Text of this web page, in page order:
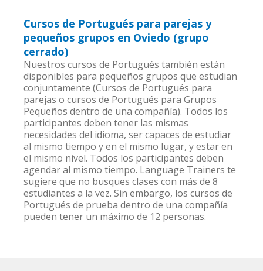
Cursos de Portugués para parejas y
pequeños grupos en Oviedo (grupo
cerrado)
Nuestros cursos de Portugués también están
disponibles para pequeños grupos que estudian
conjuntamente (Cursos de Portugués para
parejas o cursos de Portugués para Grupos
Pequeños dentro de una compañía). Todos los
participantes deben tener las mismas
necesidades del idioma, ser capaces de estudiar
al mismo tiempo y en el mismo lugar, y estar en
el mismo nivel. Todos los participantes deben
agendar al mismo tiempo. Language Trainers te
sugiere que no busques clases con más de 8
estudiantes a la vez. Sin embargo, los cursos de
Portugués de prueba dentro de una compañía
pueden tener un máximo de 12 personas.